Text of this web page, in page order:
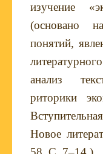
изучение
(основано
понятий,
анализ
риторики
Новое